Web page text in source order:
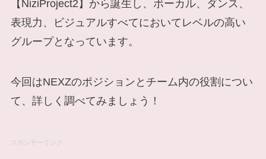
【NiziProject2】から誕生し、ボーカル、ダンス、
表現力、ビジュアルすべてにおいてレベルの高い
グループとなっています。
今回はNEXZのポジションとチーム内の役割につい
て、詳しく調べてみましょう！
スポンサーリンク